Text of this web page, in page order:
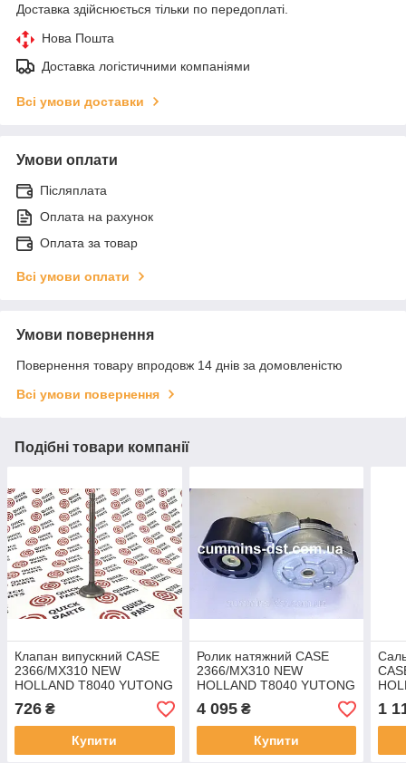
Доставка здійснюється тільки по передоплаті.
Нова Пошта
Доставка логістичними компаніями
Всі умови доставки
Умови оплати
Післяплата
Оплата на рахунок
Оплата за товар
Всі умови оплати
Умови повернення
Повернення товару впродовж 14 днів за домовленістю
Всі умови повернення
Подібні товари компанії
Клапан випускний CASE
2366/MX310 NEW
HOLLAND T8040 YUTONG
ZK619HA 3969637
726 ₴
Купити
Ролик натяжний CASE
2366/MX310 NEW
HOLLAND T8040 YUTONG
ZK619HA
4 095₴
Купити
1